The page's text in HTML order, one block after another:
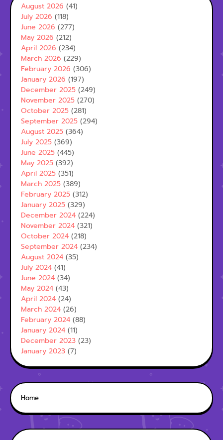
August 2026 (41)
July 2026 (118)
June 2026 (277)
May 2026 (212)
April 2026 (234)
March 2026 (229)
February 2026 (306)
January 2026 (197)
December 2025 (249)
November 2025 (270)
October 2025 (281)
September 2025 (294)
August 2025 (364)
July 2025 (369)
June 2025 (445)
May 2025 (392)
April 2025 (351)
March 2025 (389)
February 2025 (312)
January 2025 (329)
December 2024 (224)
November 2024 (321)
October 2024 (218)
September 2024 (234)
August 2024 (35)
July 2024 (41)
June 2024 (34)
May 2024 (43)
April 2024 (24)
March 2024 (26)
February 2024 (88)
January 2024 (11)
December 2023 (23)
January 2023 (7)
Home